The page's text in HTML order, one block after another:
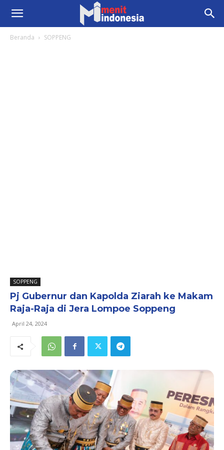
Beranda SOPPENG
SOPPENG
Pj Gubernur dan Kapolda Ziarah ke Makam
Raja-Raja di Jera Lompoe Soppeng
April 24, 2024